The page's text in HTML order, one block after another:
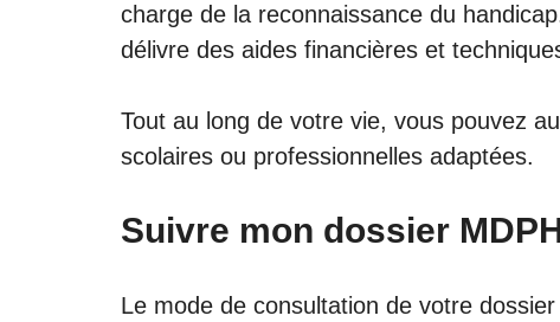
charge de la reconnaissance du
délivre des aides financières et
Tout au long de votre vie, vous pouvez
scolaires ou professionnelles adaptées.
Suivre mon dossier
Le mode de consultation de votre